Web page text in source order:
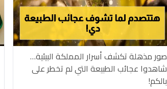
صور مذهلة تكشف أسرار المملكة البيئية…
شاهدوا عجائب الطبيعة التي لم تخطر على
بالكم!